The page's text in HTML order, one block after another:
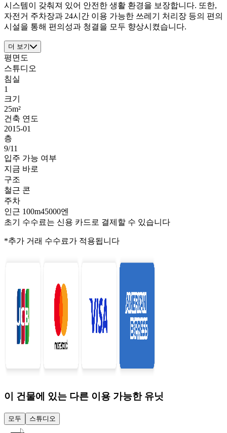
시스템이 갖춰져 있어 안전한 생활 환경을 보장합니다. 또한,
자전거 주차장과 24시간 이용 가능한 쓰레기 처리장 등의 편의
시설을 통해 편의성과 청결을 모두 향상시켰습니다.
더 보기
평면도
스튜디오
침실
1
크기
25m²
건축 연도
2015-01
층
9/11
입주 가능 여부
지금 바로
구조
철근 콘
주차
인근 100m45000엔
초기 수수료는 신용 카드로 결제할 수 있습니다
*추가 거래 수수료가 적용됩니다
이 건물에 있는 다른 이용 가능한 유닛
모두 스튜디오